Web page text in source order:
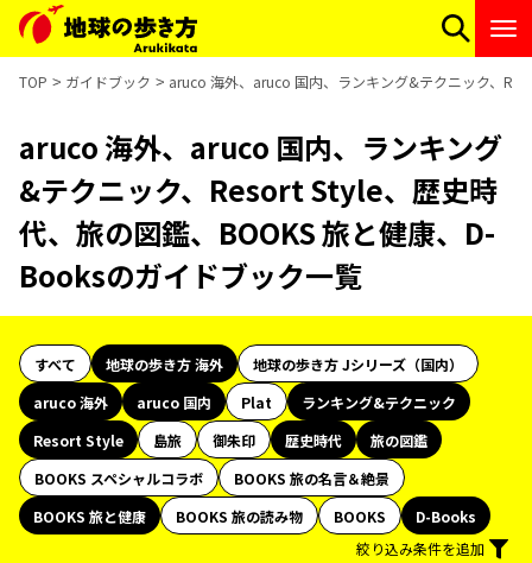
TOP ガイドブック aruco 海外、aruco 国内、ランキング&テクニック、
aruco 海外、aruco 国内、ランキング
&テクニック、Resort Style、歴史時
代、旅の図鑑、BOOKS 旅と健康、D-
Booksのガイドブック一覧
すべて 地球の歩き方 海外
地球の歩き方 Jシリーズ（国内）
aruco 海外
aruco 国内 Plat
ランキング&テクニック
Resort Style
島旅 御朱印 歴史時代
旅の図鑑
BOOKS スペシャルコラボ
BOOKS 旅の名言＆絶景
BOOKS 旅と健康
BOOKS 旅の読み物 BOOKS
D-Books
絞り込み条件を追加